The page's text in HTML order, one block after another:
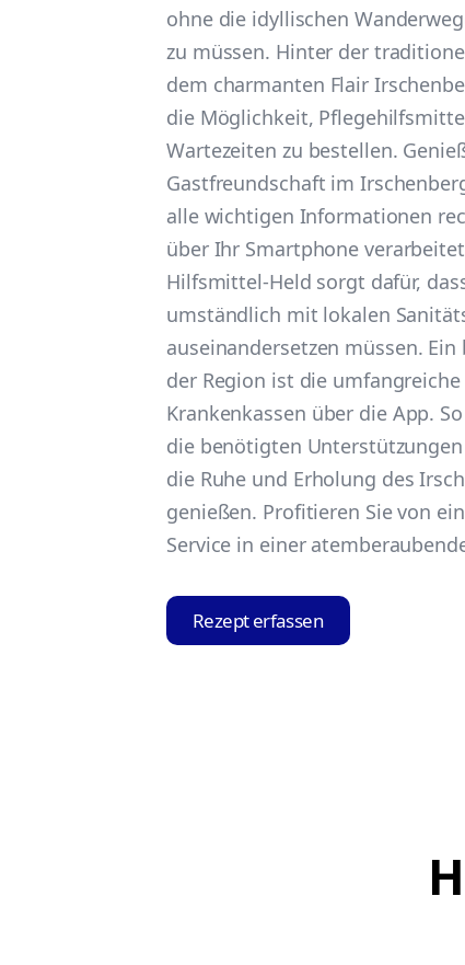
ohne die idyllischen
zu müssen. Hinter der
dem charmanten Flair
die Möglichkeit,
Wartezeiten zu bestellen.
Gastfreundschaft im
alle wichtigen Informationen
über Ihr Smartphone
Hilfsmittel-Held sorgt dafür,
umständlich mit lokalen
auseinandersetzen müssen.
der Region ist die
Krankenkassen über die App.
die benötigten
die Ruhe und Erholung des
genießen. Profitieren Sie von
Service in einer
Rezept erfassen